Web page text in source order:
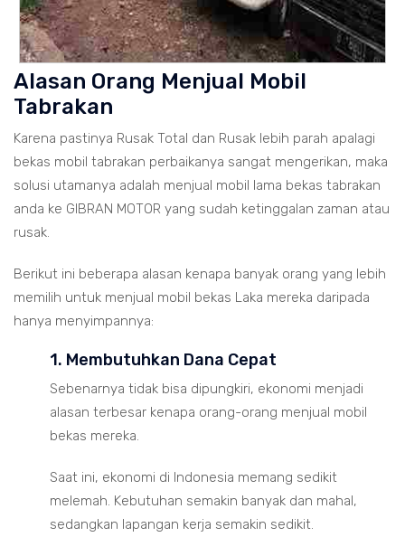
Alasan Orang Menjual Mobil
Tabrakan
Karena pastinya Rusak Total dan Rusak lebih parah apalagi
bekas mobil tabrakan perbaikanya sangat mengerikan, maka
solusi utamanya adalah menjual mobil lama bekas tabrakan
anda ke GIBRAN MOTOR yang sudah ketinggalan zaman atau
rusak.
Berikut ini beberapa alasan kenapa banyak orang yang lebih
memilih untuk menjual mobil bekas Laka mereka daripada
hanya menyimpannya:
1. Membutuhkan Dana Cepat
Sebenarnya tidak bisa dipungkiri, ekonomi menjadi
alasan terbesar kenapa orang-orang menjual mobil
bekas mereka.
Saat ini, ekonomi di Indonesia memang sedikit
melemah. Kebutuhan semakin banyak dan mahal,
sedangkan lapangan kerja semakin sedikit.